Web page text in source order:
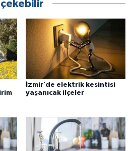
çekebilir
İzmir’de elektrik kesintisi
yaşanıcak ilçeler